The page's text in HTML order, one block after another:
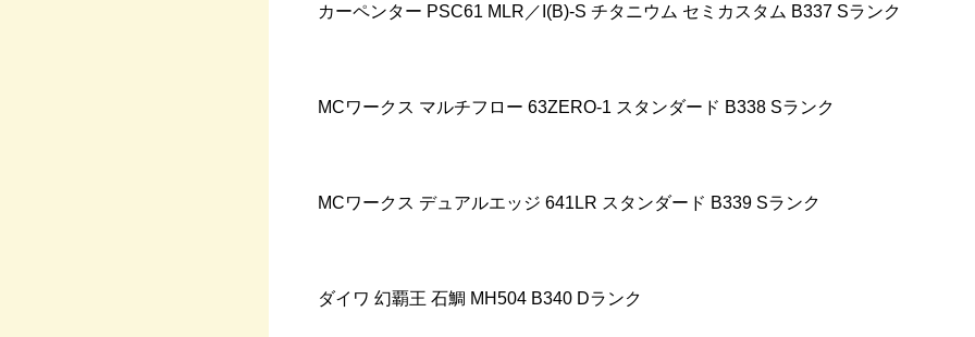
カーペンター PSC61 MLR ／ I(B)-S チタニウム セミカスタム B337 Sランク
MCワークス マルチフロー 63ZERO-1 スタンダード B338 Sランク
MCワークス デュアルエッジ 641LR スタンダード B339 Sランク
ダイワ 幻覇王 石鯛 MH504 B340 Dランク